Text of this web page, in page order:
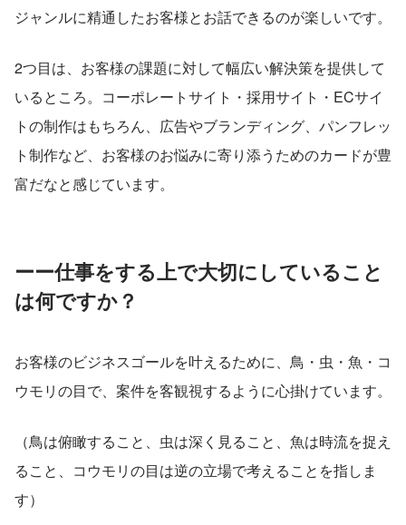
ジャンルに精通したお客様とお話できるのが楽しいです。
2つ目は、お客様の課題に対して幅広い解決策を提供して
いるところ。コーポレートサイト・採用サイト・ECサイ
トの制作はもちろん、広告やブランディング、パンフレッ
ト制作など、お客様のお悩みに寄り添うためのカードが豊
富だなと感じています。
ーー仕事をする上で大切にしていること
は何ですか？
お客様のビジネスゴールを叶えるために、鳥・虫・魚・コ
ウモリの目で、案件を客観視するように心掛けています。
（鳥は俯瞰すること、虫は深く見ること、魚は時流を捉え
ること、コウモリの目は逆の立場で考えることを指しま
す）